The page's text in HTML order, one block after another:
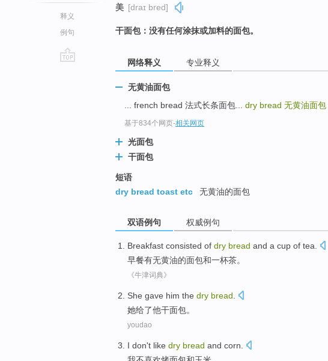
释义
例句
美 [draɪ bred]
干面包：没有任何涂抹或加料的面包。
网络释义 专业释义
无黄油面包
... french bread 法式长条面包... dry bread 无黄油面包
基于834个网页-相关网页
光面包
干面包
短语
dry bread toast etc
无黄油的面包
双语例句 权威例句
Breakfast consisted of dry bread and a cup of tea.
早餐有无黄油的面包和一杯茶。
《牛津词典》
She gave him the dry bread
她给了他干面包。
youdao
I don't like dry bread and corn